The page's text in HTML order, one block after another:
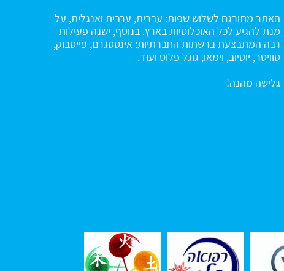
האתר מתורגם לשלוש שפות: עברית, ערבית ואנגלית, על
מנת להגיע לכל האוכלוסיות בארץ. בנוסף, ישנה פעילות
רבה המתבצעת ברשתות החברתיות: אינסטגרם, פייסבוק,
טוויטר, יוטיוב, וימאו, גוגל פלוס ועוד.
גלישה מהנה!